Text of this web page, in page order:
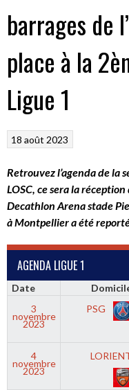
barrages de
place à la
Ligue 1
18 août 2023
Retrouvez l’agenda de la
LOSC, ce sera la
Decathlon Arena stade
à Montpellier a été
AGENDA LIGUE 1
Date
3
novembre
2023
PSG
4
novembre
2023